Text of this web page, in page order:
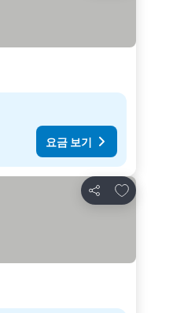
요금 보기
공유
즐겨찾기